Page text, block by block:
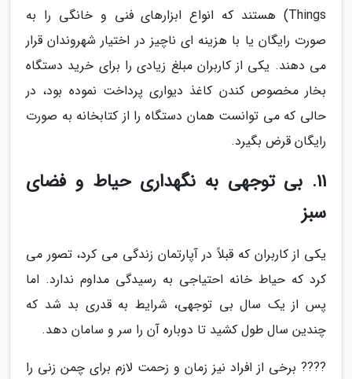
Things) هستند که انواع ابزارهای فنی و خانگی را به
صورت رایگان یا با هزینه ای ناچیز در اختیار شهروندان قرار
می دهند. یکی از کاربران مبلغ زیادی را برای خرید دستگاه
بخار مخصوص کندن کاغذ دیواری پرداخت نموده بود، در
حالی که می توانست همان دستگاه را از کتابخانه به صورت
رایگان قرض بگیرد.
11. بی توجهی به نگهداری حیاط و فضای
سبز
یکی از کاربران که قبلاً در آپارتمان زندگی می کرد، تصور می
کرد که حیاط خانه احتیاجی به رسیدگی مداوم ندارد. اما
پس از یک سال بی توجهی، شرایط به قدری بد شد که
چندین سال طول کشید تا دوباره آن را سر و سامان دهد.
???? برخی از افراد نیز زمان و زحمت لازم برای چمن زنی را